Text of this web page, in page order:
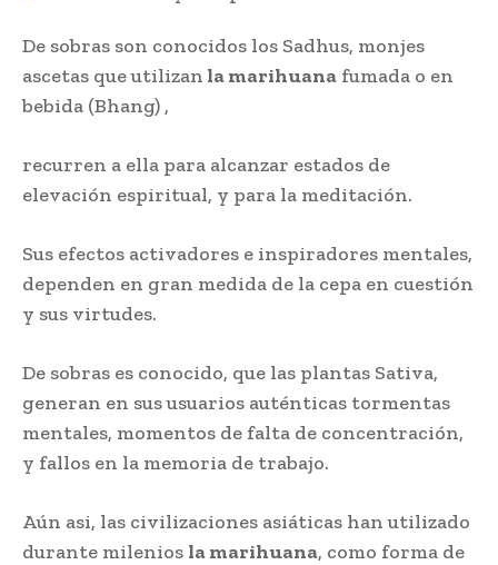
De sobras son conocidos los Sadhus, monjes
ascetas que utilizan la marihuana fumada o en
bebida (Bhang) ,
recurren a ella para alcanzar estados de
elevación espiritual, y para la meditación.
Sus efectos activadores e inspiradores mentales,
dependen en gran medida de la cepa en cuestión
y sus virtudes.
De sobras es conocido, que las plantas Sativa,
generan en sus usuarios auténticas tormentas
mentales, momentos de falta de concentración,
y fallos en la memoria de trabajo.
Aún asi, las civilizaciones asiáticas han utilizado
durante milenios la marihuana, como forma de